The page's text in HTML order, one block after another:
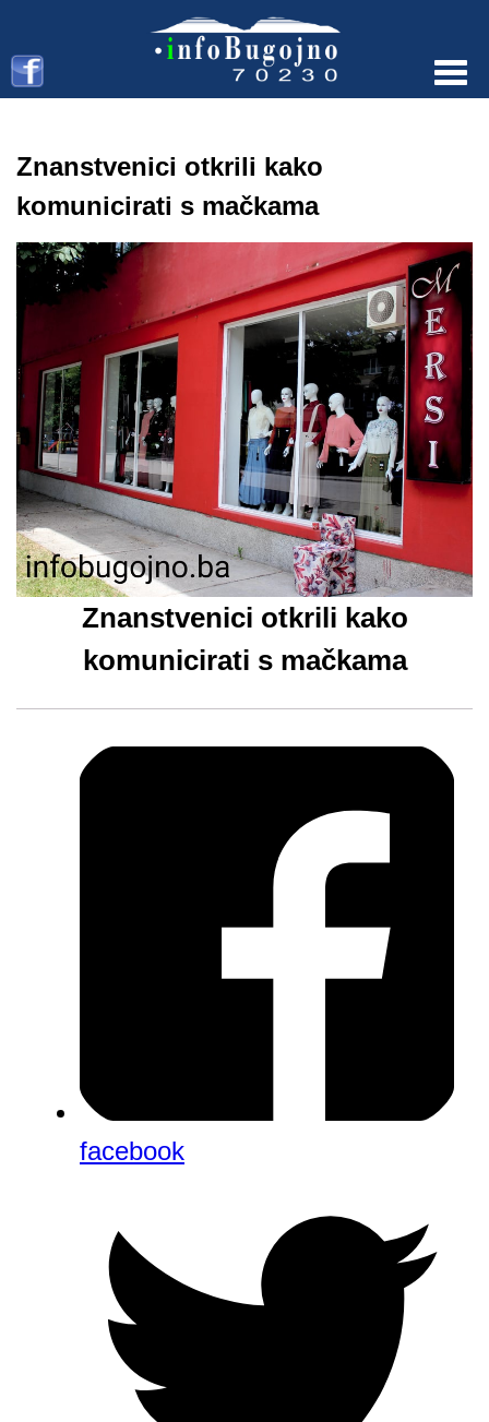
Znanstvenici otkrili kako
komunicirati s mačkama
Znanstvenici otkrili kako
komunicirati s mačkama
facebook